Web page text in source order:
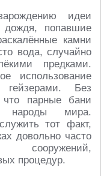
идеи
дождя, попавшие
камни
вода, случайно
предками.
использование
Без
что парные бани
мира.
тот факт,
довольно часто
сооружений,
процедур.